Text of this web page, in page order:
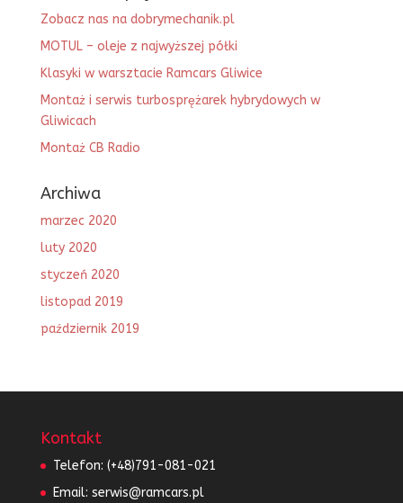
Zobacz nas na dobrymechanik.pl
MOTUL – oleje z najwyższej półki
Klasyki w warsztacie Ramcars Gliwice
Montaż i serwis turbosprężarek hybrydowych w
Gliwicach
Montaż CB Radio
Archiwa
marzec 2020
luty 2020
styczeń 2020
listopad 2019
październik 2019
Kontakt
Telefon: (+48)791-081-021
Email: serwis@ramcars.pl